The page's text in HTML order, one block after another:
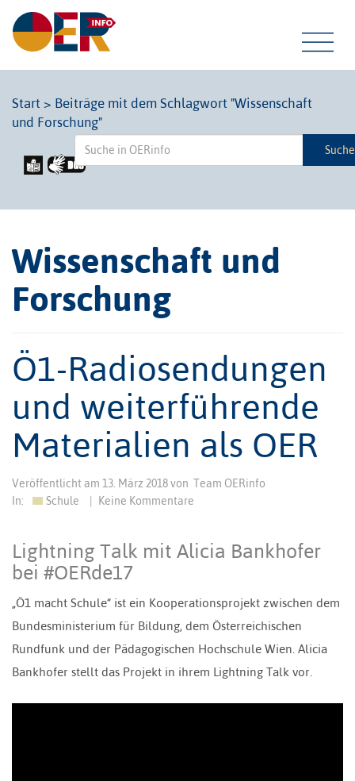
Start > Beiträge mit dem Schlagwort "Wissenschaft
und Forschung"
Wissenschaft und
Forschung
Ö1-Radiosendungen
und weiterführende
Materialien als OER
Veröffentlicht am 13. März 2018von Team OERinfo
In:
Schule Keine Kommentare
Lightning Talk mit Alicia Bankhofer
bei #OERde17
„Ö1 macht Schule“ ist ein Kooperationsprojekt zwischen dem
Bundesministerium für Bildung, dem Österreichischen
Rundfunk und der Pädagogischen Hochschule Wien. Alicia
Bankhofer stellt das Projekt in ihrem Lightning Talk vor.